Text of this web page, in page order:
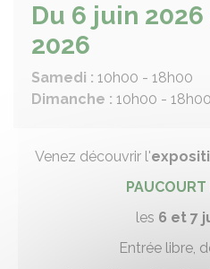
Du 6 juin
2026
Samedi : 10h00 - 18h00
Dimanche : 10h00 - 18h00
Venez découvrir l'
les 6 et 7
Entrée libre,